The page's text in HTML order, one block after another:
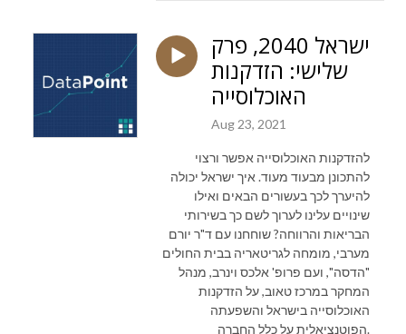
ישראל 2040, פרק
שלישי: הזדקנות
האוכלוסייה
Aug 23, 2021
להזדקנות האוכלוסייה אפשר ורצוי
להתכונן מבעוד מעוד. איך ישראל יכולה
להיערך לכך בעשורים הבאים ואילו
שינויים עלינו לערוך לשם כך בשירותי
הבריאות והרווחה? שוחחנו עם ד"ר יורם
מערבי, מומחה לגריטאריה בבית החולים
"הדסה", ועם פרופ' אלכס וינרב, מנהל
המחקר במרכז טאוב, על הזדקנות
האוכלוסייה בישראל והשפעתה
הפוטנציאלית על כלל החברה.